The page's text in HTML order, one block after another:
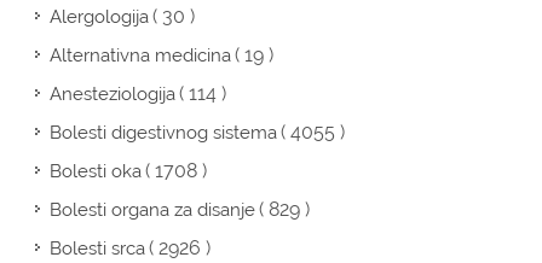
Alergologija( 30 )
Alternativna medicina( 19 )
Anesteziologija( 114 )
Bolesti digestivnog sistema( 4055 )
Bolesti oka( 1708 )
Bolesti organa za disanje( 829 )
Bolesti srca( 2926 )